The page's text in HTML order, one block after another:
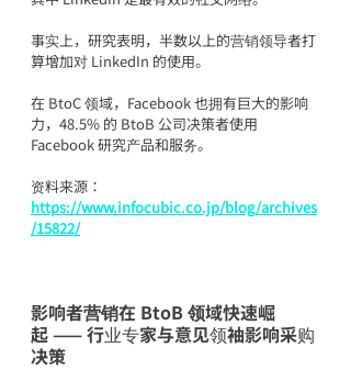
事实上，研究表明，半数以上的营销领导者打
算增加对 LinkedIn 的使用。
在 BtoC 领域，Facebook 也拥有巨大的影响
力，48.5% 的 BtoB 公司决策者使用
Facebook 研究产品和服务。
资料来源：
https://www.infocubic.co.jp/blog/archives
/15822/
影响者营销在 BtoB 领域快速崛
起 —— 行业专家与意见领袖影响采购
决策